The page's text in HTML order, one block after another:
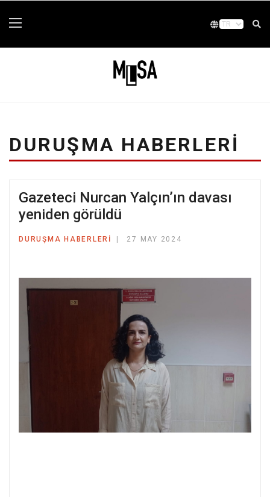
DURUŞMA HABERLERI
Gazeteci Nurcan Yalçın’ın davası
yeniden görüldü
DURUŞMA HABERLERI 27 MAY 2024